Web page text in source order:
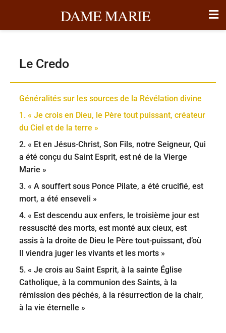
DAME MARIE
Le Credo
Généralités sur les sources de la Révélation divine
1. « Je crois en Dieu, le Père tout puissant, créateur
du Ciel et de la terre »
2. « Et en Jésus-Christ, Son Fils, notre Seigneur, Qui
a été conçu du Saint Esprit, est né de la Vierge
Marie »
3. « A souffert sous Ponce Pilate, a été crucifié, est
mort, a été enseveli »
4. « Est descendu aux enfers, le troisième jour est
ressuscité des morts, est monté aux cieux, est
assis à la droite de Dieu le Père tout-puissant, d’où
Il viendra juger les vivants et les morts »
5. « Je crois au Saint Esprit, à la sainte Église
Catholique, à la communion des Saints, à la
rémission des péchés, à la résurrection de la chair,
à la vie éternelle »